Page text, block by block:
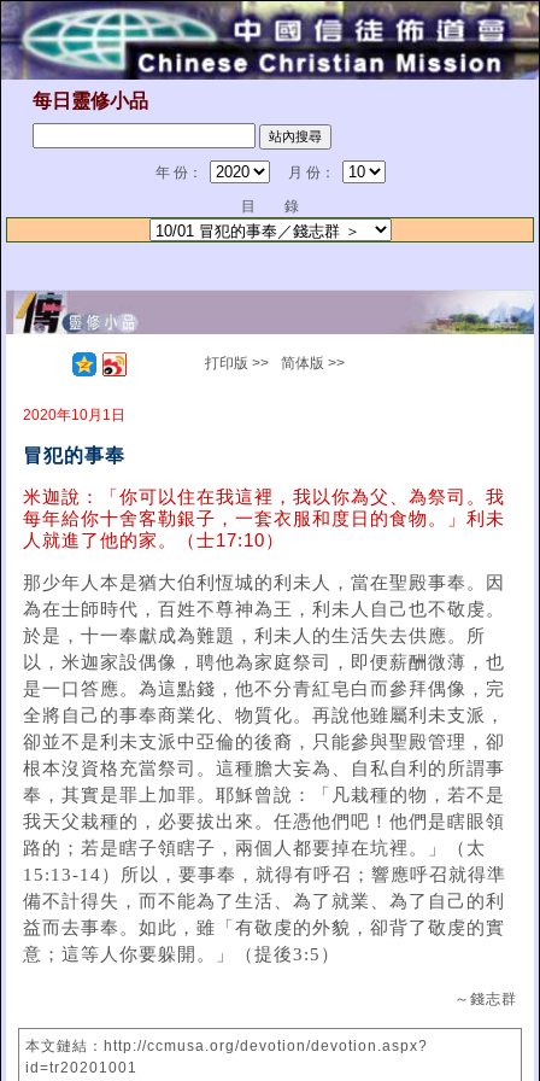
每日靈修小品
年 份：
月 份：
目 錄
打印版 >> 简体版 >>
2020年10月1日
冒犯的事奉
米迦說：「你可以住在我這裡，我以你為父、為祭司。我
每年給你十舍客勒銀子，一套衣服和度日的食物。」利未
人就進了他的家。（士17:10）
那少年人本是猶大伯利恆城的利未人，當在聖殿事奉。因
為在士師時代，百姓不尊神為王，利未人自己也不敬虔。
於是，十一奉獻成為難題，利未人的生活失去供應。所
以，米迦家設偶像，聘他為家庭祭司，即便薪酬微薄，也
是一口答應。為這點錢，他不分青紅皂白而參拜偶像，完
全將自己的事奉商業化、物質化。再說他雖屬利未支派，
卻並不是利未支派中亞倫的後裔，只能參與聖殿管理，卻
根本沒資格充當祭司。這種膽大妄為、自私自利的所謂事
奉，其實是罪上加罪。耶穌曾說：「凡栽種的物，若不是
我天父栽種的，必要拔出來。任憑他們吧！他們是瞎眼領
路的；若是瞎子領瞎子，兩個人都要掉在坑裡。」（太
15:13-14）所以，要事奉，就得有呼召；響應呼召就得準
備不計得失，而不能為了生活、為了就業、為了自己的利
益而去事奉。如此，雖「有敬虔的外貌，卻背了敬虔的實
意；這等人你要躲開。」（提後3:5）
～錢志群
本文鏈結：http://ccmusa.org/devotion/devotion.aspx?
id=tr20201001